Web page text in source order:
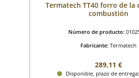
Termatech TT40 forro de la
combustión
Número de producto:
Fabricante: Termatech
Precio normal:
289,11 €
Disponible, plazo de